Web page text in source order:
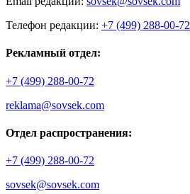
Телефон редакции: +7 (499) 288-00-72
Рекламный отдел:
+7 (499) 288-00-72
reklama@sovsek.com
Отдел распространения:
+7 (499) 288-00-72
sovsek@sovsek.com